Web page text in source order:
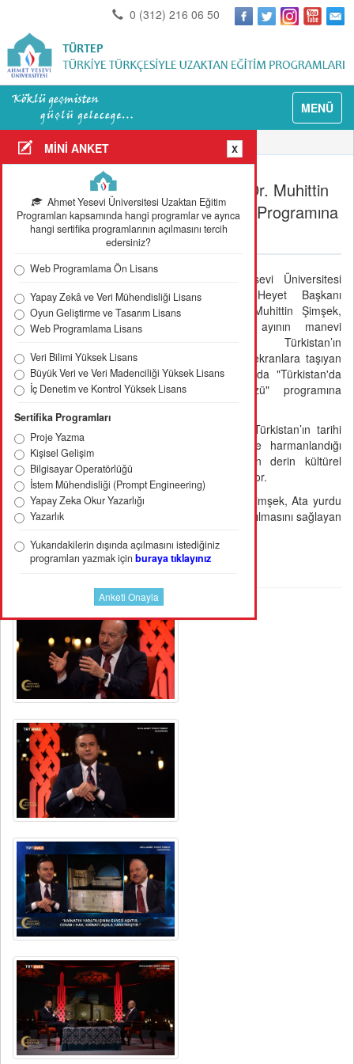
0 (312) 216 06 50
MENÜ
MİNİ ANKET X
Ahmet Yesevi Üniversitesi Uzaktan Eğitim
Programları kapsamında hangi programlar ve ayrıca
hangi sertifika programlarının açılmasını tercih
edersiniz?
Web Programlama Ön Lisans
Yapay Zekâ ve Veri Mühendisliği Lisans
Oyun Geliştirme ve Tasarım Lisans
Web Programlama Lisans
Veri Bilimi Yüksek Lisans
Büyük Veri ve Veri Madenciliği Yüksek Lisans
İç Denetim ve Kontrol Yüksek Lisans
Sertifika Programları
Proje Yazma
Kişisel Gelişim
Bilgisayar Operatörlüğü
İstem Mühendisliği (Prompt Engineering)
Yapay Zeka Okur Yazarlığı
Yazarlık
Yukarıdakilerin dışında açılmasını istediğiniz
programları yazmak için buraya tıklayınız
Anasayfa Güncel Detay
Mütevelli Heyet Başkanımız Prof. Dr. Muhittin
Şimşek, "Türkistan'da Sözün Özü" Programına
Katıldı
Ahmet Yesevi Üniversitesi
Mütevelli Heyet Başkanı
Prof. Dr. Muhittin Şimşek,
Ramazan ayının manevi
atmosferini Türkistan’ın
kalbinden ekranlara taşıyan
TRT AVAZ'da "Türkistan'da
Sözün Özü" programına
Hoca Ahmet Yesevi’nin manevi mirasının ve Türkistan’ın tarihi
dokusunun Ramazan ayının bereketli iklimiyle harmanlandığı
"Türkistan'da Sözün Özü" programı, bölgenin derin kültürel
değerlerini izleyicilerle buluşturmaya devam ediyor.
Mütevelli Heyet Başkanımız Prof. Dr. Muhittin Şimşek, Ata yurdu
Türkistan'ın manevi ruhunun geniş kitlelere aktarılmasını sağlayan